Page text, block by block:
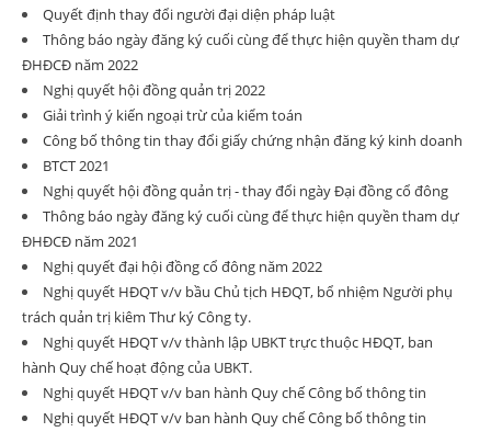
Quyết định thay đổi người đại diện pháp luật
Thông báo ngày đăng ký cuối cùng để thực hiện quyền tham dự
ĐHĐCĐ năm 2022
Nghị quyết hội đồng quản trị 2022
Giải trình ý kiến ngoại trừ của kiểm toán
Công bố thông tin thay đổi giấy chứng nhận đăng ký kinh doanh
BTCT 2021
Nghị quyết hội đồng quản trị - thay đổi ngày Đại đồng cổ đông
Thông báo ngày đăng ký cuối cùng để thực hiện quyền tham dự
ĐHĐCĐ năm 2021
Nghị quyết đại hội đồng cổ đông năm 2022
Nghị quyết HĐQT v/v bầu Chủ tịch HĐQT, bổ nhiệm Người phụ
trách quản trị kiêm Thư ký Công ty.
Nghị quyết HĐQT v/v thành lập UBKT trực thuộc HĐQT, ban
hành Quy chế hoạt động của UBKT.
Nghị quyết HĐQT v/v ban hành Quy chế Công bố thông tin
Nghị quyết HĐQT v/v ban hành Quy chế Công bố thông tin